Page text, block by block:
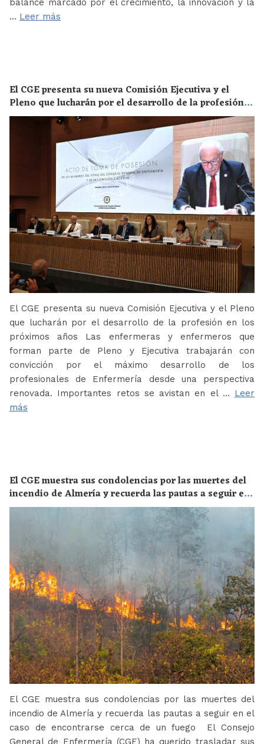
balance marcado por el crecimiento, la innovación y la
… Leer más
El CGE presenta su nueva Comisión Ejecutiva y el
Pleno que lucharán por el desarrollo de la profesión
en los próximos años
El CGE presenta su nueva Comisión Ejecutiva y el Pleno
que lucharán por el desarrollo de la profesión en los
próximos años Las enfermeras y enfermeros que
forman parte de Pleno y Ejecutiva trabajarán con
convicción por el máximo desarrollo de los
profesionales de Enfermería desde una perspectiva
renovada. Importantes retos se avistan en el … Leer
más
El CGE muestra sus condolencias por las muertes del
incendio de Almería y recuerda las pautas a seguir en
el caso de encontrarse cerca de un fuego
El CGE muestra sus condolencias por las muertes del
incendio de Almería y recuerda las pautas a seguir en el
caso de encontrarse cerca de un fuego El Consejo
General de Enfermería (CGE) ha querido trasladar sus